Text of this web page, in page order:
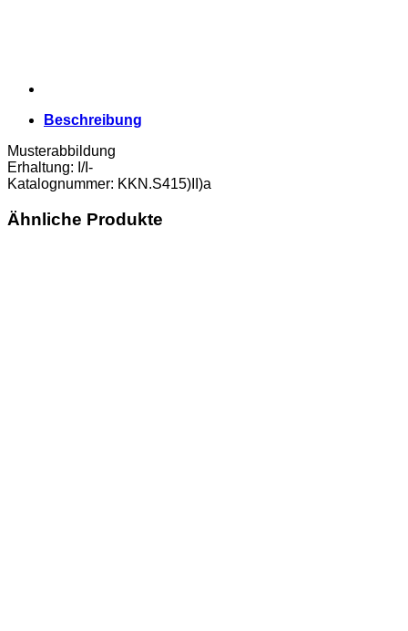
Menge
Beschreibung
Musterabbildung
Erhaltung: I/I-
Katalognummer: KKN.S415)II)a
Ähnliche Produkte